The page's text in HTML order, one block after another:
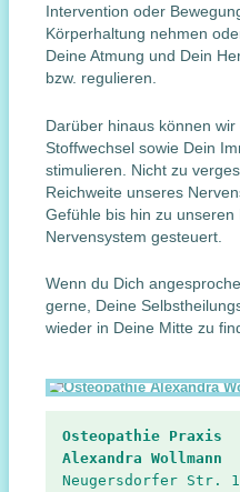
Intervention oder
Körperhaltung nehmen
Deine Atmung und Dein
bzw. regulieren.
Darüber hinaus können
Stoffwechsel sowie Dein
stimulieren. Nicht zu
Reichweite unseres
Gefühle bis hin zu
Nervensystem gesteuert.
Wenn du Dich
gerne, Deine
wieder in Deine Mitte zu
Osteopathie Praxis
Alexandra Wollmann
Neugersdorfer Str.